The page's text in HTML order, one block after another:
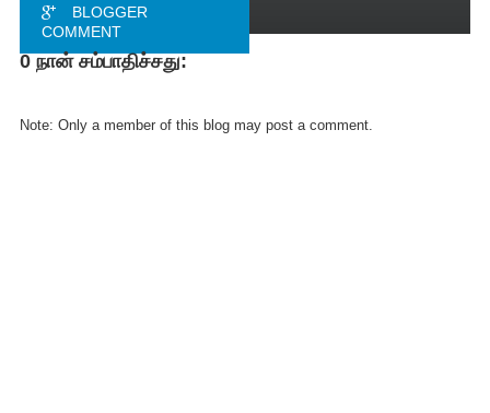
BLOGGER
COMMENT
FACEBOOK
0 நான் சம்பாதிச்சது:
Note: Only a member of this blog may post a comment.